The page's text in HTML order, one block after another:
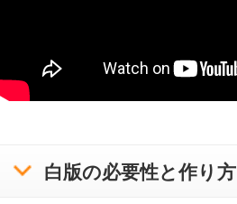
オリジナルクリアファイルの印刷・通販はボラネット
テクニカルガイド > 白版の必要性と作り方 >